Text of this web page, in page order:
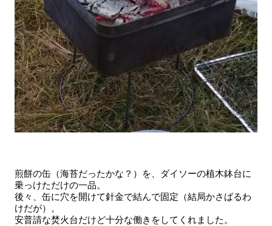
煎餅の缶（海苔だったかな？）を、ダイソーの植木鉢台に
乗っけただけの一品。
後々、缶に穴を開けて針金で結んで固定（結局かさばるわ
けだが）。
安普請な焚火台だけど十分な働きをしてくれました。